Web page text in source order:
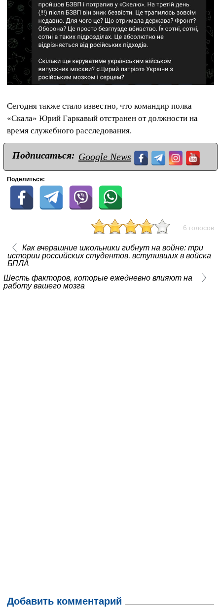
Сегодня также стало известно, что командир полка
«Скала» Юрий Гаркавый отстранен от должности на
время служебного расследования.
Подписаться: Google News
Поделиться:
6 голосов
Как вчерашние школьники гибнут на войне: три
истории российских студентов, вступивших в войска
БПЛА
Шесть факторов, которые ежедневно влияют на
работу вашего мозга
Добавить комментарий